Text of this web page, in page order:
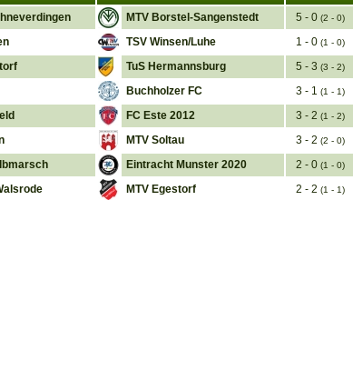
MTV Borstel-Sangenstedt 5 - 0 (2 - 0)
TSV Winsen/Luhe 1 - 0 (1 - 0)
TuS Hermannsburg 5 - 3 (3 - 2)
Buchholzer FC 3 - 1 (1 - 1)
FC Este 2012 3 - 2 (1 - 2)
MTV Soltau 3 - 2 (2 - 0)
Eintracht Munster 2020 2 - 0 (1 - 0)
MTV Egestorf 2 - 2 (1 - 1)